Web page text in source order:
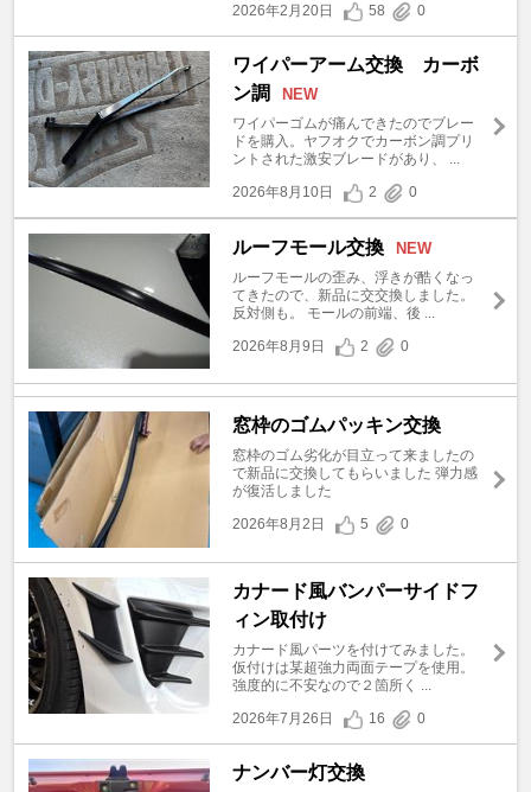
2026年2月20日
58 0
ワイパーアーム交換 カーボ
ン調
NEW
ワイパーゴムが痛んできたのでブレー
ドを購入。ヤフオクでカーボン調プリ
ントされた激安ブレードがあり、 ...
2026年8月10日
2 0
ルーフモール交換 NEW
ルーフモールの歪み、浮きが酷くなっ
てきたので、新品に交交換しました。
反対側も。 モールの前端、後 ...
2026年8月9日
2 0
窓枠のゴムパッキン交換
窓枠のゴム劣化が目立って来ましたの
で新品に交換してもらいました 弾力感
が復活しました
2026年8月2日
5 0
カナード風バンパーサイドフ
ィン取付け
カナード風パーツを付けてみました。
仮付けは某超強力両面テープを使用。
強度的に不安なので２箇所く ...
2026年7月26日
16 0
ナンバー灯交換